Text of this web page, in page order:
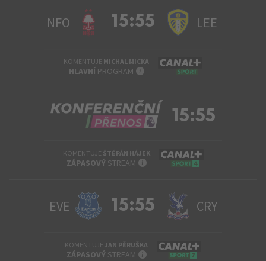
NFO 15:55 LEE
KOMENTUJE MICHAL MICKA
HLAVNÍ PROGRAM INFO
15:55
KOMENTUJE ŠTĚPÁN HÁJEK
ZÁPASOVÝ STREAM INFO
EVE 15:55 CRY
KOMENTUJE JAN PĚRUŠKA
ZÁPASOVÝ STREAM INFO